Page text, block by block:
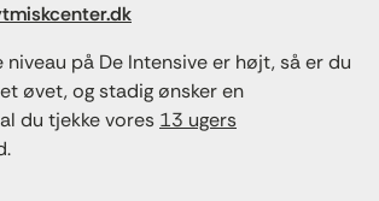
niveau på De Intensive er højt, så er du
øvet, og stadig ønsker en
du tjekke vores 13 ugers